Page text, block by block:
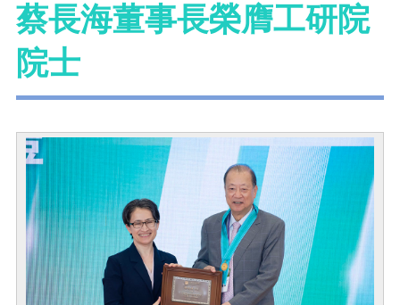
蔡長海董事長榮膺工研院
院士